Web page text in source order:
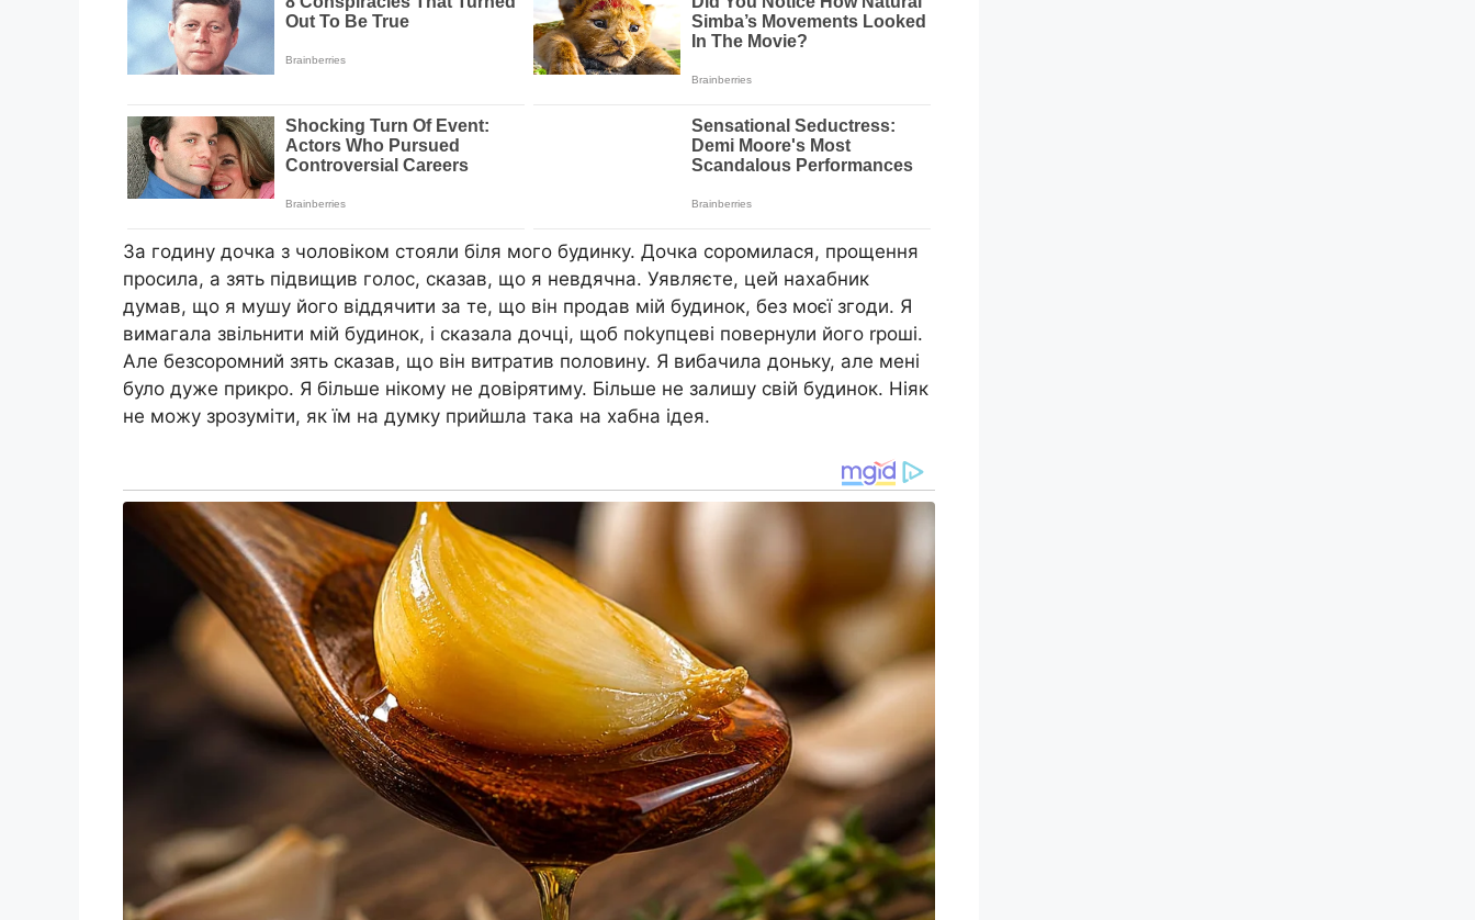
За годину дочка з чоловіком стояли біля мого будинку. Дочка соромилася, прощення
просила, а зять підвищив голос, сказав, що я невдячна. Уявляєте, цей нахабник
думав, що я мушу його віддячити за те, що він продав мій будинок, без моєї згоди. Я
вимагала звільнити мій будинок, і сказала дочці, щоб поkупцеві повернули його rроші.
Але безсоромний зять сказав, що він витратив половину. Я вибачила доньку, але мені
було дуже прикро. Я більше нікому не довірятиму. Більше не залишу свій будинок. Ніяк
не можу зрозуміти, як їм на думку прийшла така на хабна ідея.